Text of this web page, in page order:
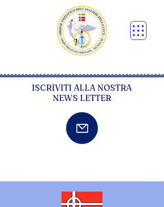
ISCRIVITI ALLA NOSTRA
NEWS LETTER